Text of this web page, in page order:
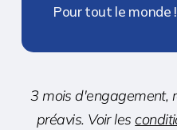
Pour tout le monde !
3 mois d'engagement,
préavis. Voir les